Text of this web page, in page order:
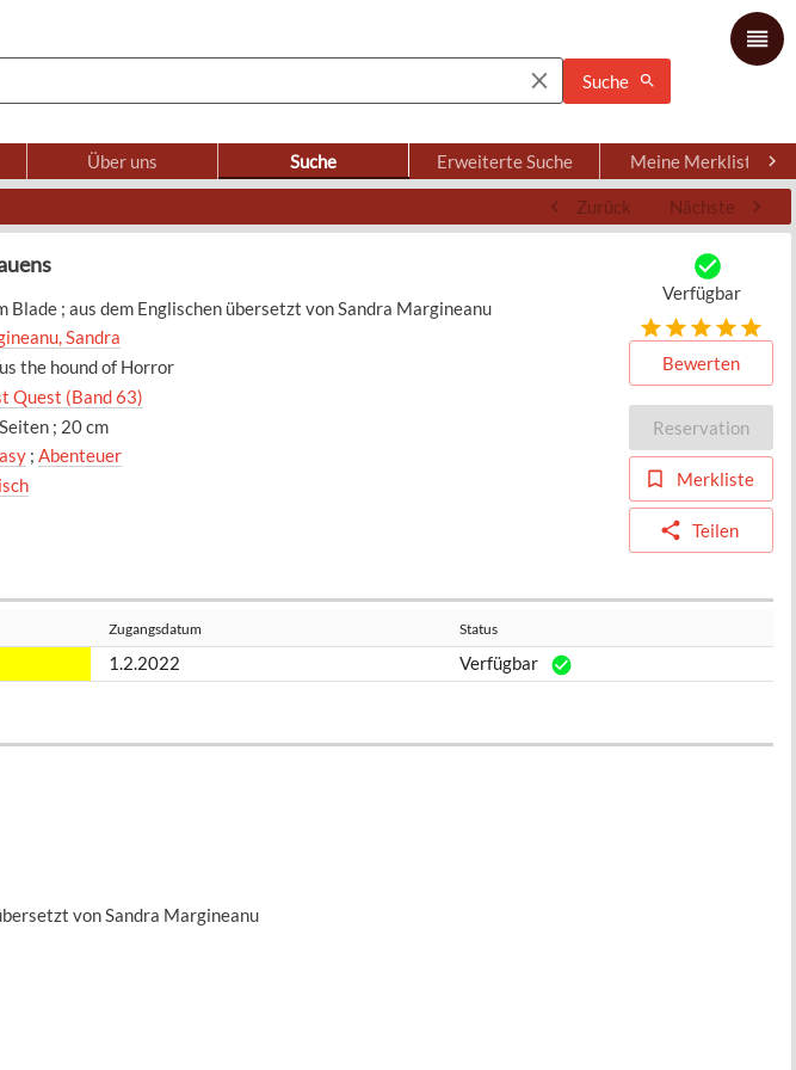
Suche
Über uns Suche Erweiterte Suche Meine Merkliste
Zurück Nächste
Blade ; aus dem Englischen übersetzt von Sandra Margineanu
Sandra
the hound of Horror
Quest (Band 63)
; 20 cm
; Abenteuer
Verfügbar
Bewerten
Reservation
Merkliste
Teilen
Zugangsdatum Status
1.2.2022 Verfügbar
von Sandra Margineanu